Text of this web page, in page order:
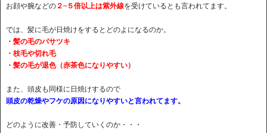
お顔や腕などの ２~５倍以上は紫外線を受けているとも言われてます。
では、髪に毛が日焼けをするとどのよになるのか。
・髪の毛のパサツキ
・枝毛や切れ毛
・髪の毛が退色（赤茶色になりやすい）
また、頭皮も同様に日焼けするので
頭皮の乾燥やフケの原因になりやすいと言われてます。
どのように改善・予防していくのか・・・